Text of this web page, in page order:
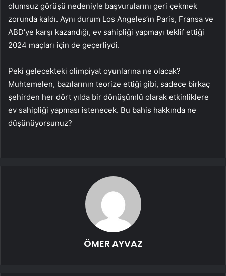
olumsuz görüşü nedeniyle başvurularını geri çekmek
zorunda kaldı. Aynı durum Los Angeles’ın Paris, Fransa ve
ABD’ye karşı kazandığı, ev sahipliği yapmayı teklif ettiği
2024 maçları için de geçerliydi.
Peki gelecekteki olimpiyat oyunlarına ne olacak?
Muhtemelen, bazılarının teorize ettiği gibi, sadece birkaç
şehirden her dört yılda bir dönüşümlü olarak etkinliklere
ev sahipliği yapması istenecek. Bu bahis hakkında ne
düşünüyorsunuz?
ÖMER AYVAZ